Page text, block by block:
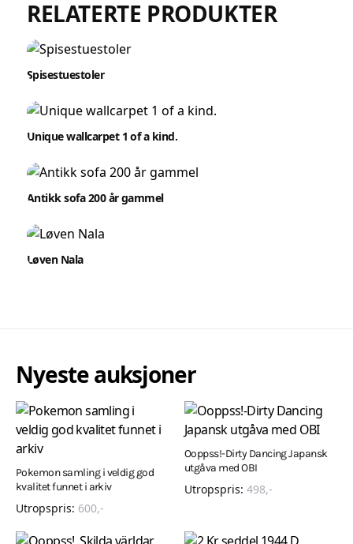
RELATERTE PRODUKTER
Spisestuestoler
Unique wallcarpet 1 of a kind.
Antikk sofa 200 år gammel
Løven Nala
Nyeste auksjoner
Pokemon samling i veldig god
kvalitet funnet i arkiv
Utropspris: 600,-
Ooppss!-Dirty Dancing Japansk
utgåva med OBI
Utropspris: 498,-